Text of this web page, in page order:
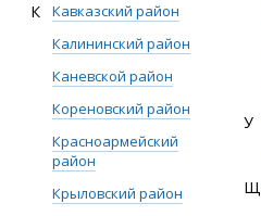
К
Кавказский район
Калининский район
Каневской район
Кореновский район
Красноармейский
район
Крыловский район
У
Щ